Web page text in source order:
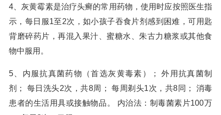
4、灰黄霉素是治疗头癣的常用药物，使用时应按照医生指
示，每日服1至2次，如小孩子吞食片剂感到困难，可用匙
背磨碎药片，再混入果汁、蜜糖水、朱古力糖浆或其他食
物中服用。
5、内服抗真菌药物（首选灰黄毒素）； 外用抗真菌制
剂； 每日洗头2次，共8周； 每周剃头1次，共8同； 消毒
患者的生活用具或接触物品。 内治法：制毒菌素片100万